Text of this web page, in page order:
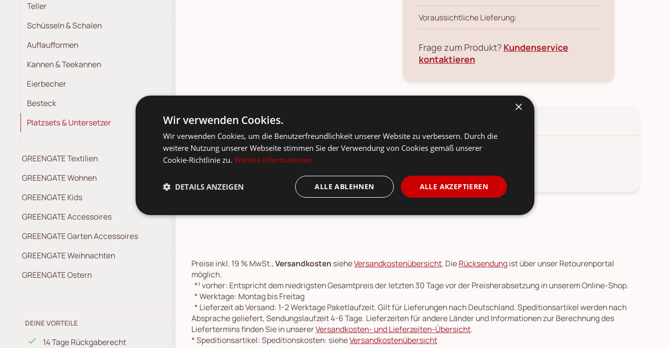
Teller
Schüsseln & Schalen
Auflaufformen
Kannen & Teekannen
Eierbecher
Besteck
Platzsets & Untersetzer
GREENGATE Textilien
GREENGATE Wohnen
GREENGATE Kids
GREENGATE Accessoires
GREENGATE Garten Accessoires
GREENGATE Weihnachten
GREENGATE Ostern
DEINE VORTEILE
14 Tage Rückgaberecht
Voraussichtliche Lieferung:
Frage zum Produkt? Kundenservice
kontaktieren
Details Produkt-/Sicherheitshinweise
Greengate Brettchen, Untersetzer Jacobe white im Onlineshop kaufen.
Preise inkl. 19 % MwSt.,Versandkosten sieheVersandkostenübersicht. DieRücksendungist über unser Retourenportal
möglich.
*¹vorher: Entspricht dem niedrigsten Gesamtpreis der letzten 30 Tage vor der Preisherabsetzung in unserem Online-Shop.
*Werktage: Montag bis Freitag
* Lieferzeit ab Versand: 1-2 Werktage Paketlaufzeit. Gilt für Lieferungen nach Deutschland. Speditionsartikel werden nach
Absprache geliefert, Sendungslaufzeit 4-6 Tage. Lieferzeiten für andere Länder und Informationen zur Berechnung des
Liefertermins finden Sie in unsererVersandkosten- und Lieferzeiten-Übersicht.
*Speditionsartikel: Speditionskosten: sieheVersandkostenübersicht
×
Wir verwenden Cookies.
Wir verwenden Cookies, um die Benutzerfreundlichkeit unserer Website zu verbessern. Durch die
weitere Nutzung unserer Webseite stimmen Sie der Verwendung von Cookies gemäß unserer
Cookie-Richtlinie zu. Weitere Informationen
ALLE AKZEPTIEREN
ALLE ABLEHNEN
DETAILS ANZEIGEN